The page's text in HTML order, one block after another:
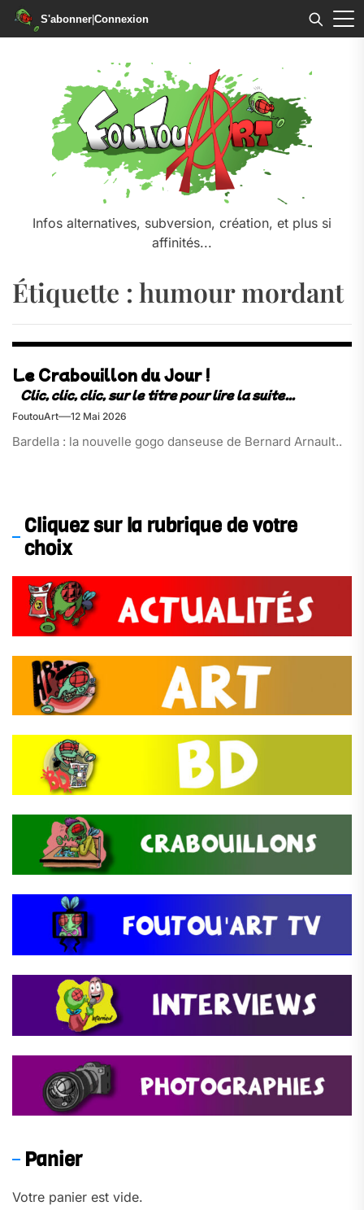
S'abonner|Connexion
Infos alternatives, subversion, création, et plus si
affinités...
Étiquette : humour mordant
Le Crabouillon du Jour !
FoutouArt 12 Mai 2026
Bardella : la nouvelle gogo danseuse de Bernard Arnault..
Cliquez sur la rubrique de votre
choix
Panier
Votre panier est vide.